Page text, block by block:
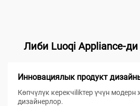
Либи Luoqi Appliance-ди
Инновациялык продукт
Көпчүлүк керекчilikтер үчүн модерн
дизайнерлор.